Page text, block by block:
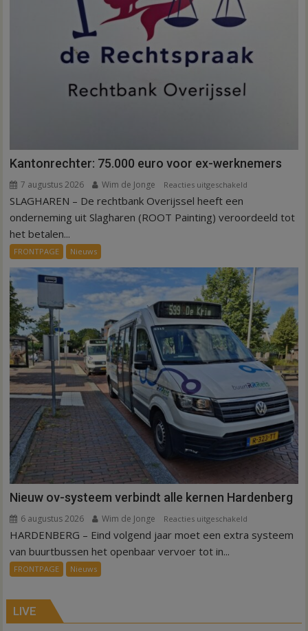
Kantonrechter: 75.000 euro voor ex-werknemers
7 augustus 2026 Wim de Jonge Reacties uitgeschakeld
75.000
werknemers
SLAGHAREN – De rechtbank Overijssel heeft een
onderneming uit Slagharen (ROOT Painting) veroordeeld tot
het betalen...
FRONTPAGE Nieuws
Nieuw ov-systeem verbindt alle kernen Hardenberg
6 augustus 2026 Wim de Jonge Reacties uitgeschakeld
Nieuw
Hardenberg
HARDENBERG – Eind volgend jaar moet een extra systeem
van buurtbussen het openbaar vervoer tot in...
FRONTPAGE Nieuws
LIVE